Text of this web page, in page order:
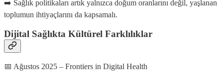
➡️ Sağlık politikaları artık yalnızca doğum oranlarını değil, yaşlanan
toplumun ihtiyaçlarını da kapsamalı.
Dijital Sağlıkta Kültürel Farklılıklar
📅 Ağustos 2025 – Frontiers in Digital Health